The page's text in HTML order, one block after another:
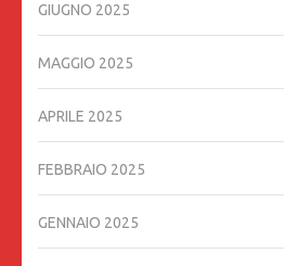
GIUGNO 2025
MAGGIO 2025
APRILE 2025
FEBBRAIO 2025
GENNAIO 2025